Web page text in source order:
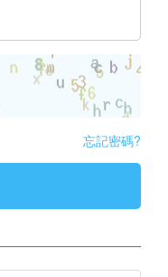
忘記密碼?